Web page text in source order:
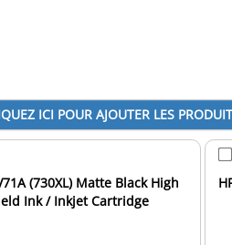
(730XL) Matte Black High
Ink / Inkjet Cartridge